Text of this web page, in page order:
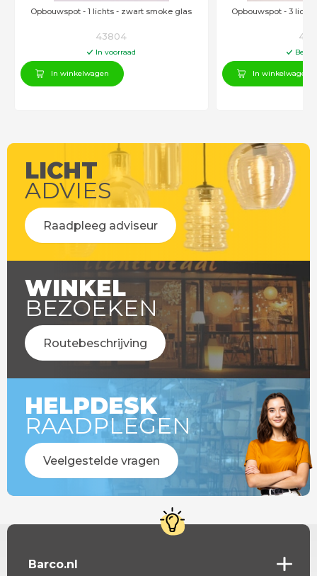
Opbouwspot - 1 lichts - zwart smoke glas
43804
In voorraad
In winkelwagen
Opbouwspot - 3
In winkelwagen
LICHT
ADVIES
Raadpleeg adviseur
WINKEL
BEZOEKEN
Routebeschrijving
HELPDESK
RAADPLEGEN
Veelgestelde vragen
Barco.nl